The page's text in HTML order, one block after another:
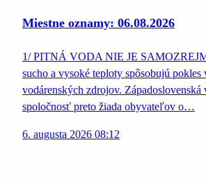
Miestne oznamy: 06.08.2026
1/ PITNÁ VODA NIE JE
sucho a vysoké teploty spôsobujú pokles
vodárenských zdrojov. Západoslovenská
spoločnosť preto žiada obyvateľov o…
6. augusta 2026 08:12